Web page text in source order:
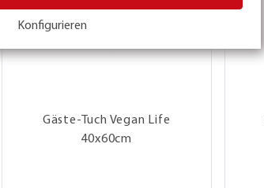
Konfigurieren
Gäste-Tuch Vegan Life
40x60cm